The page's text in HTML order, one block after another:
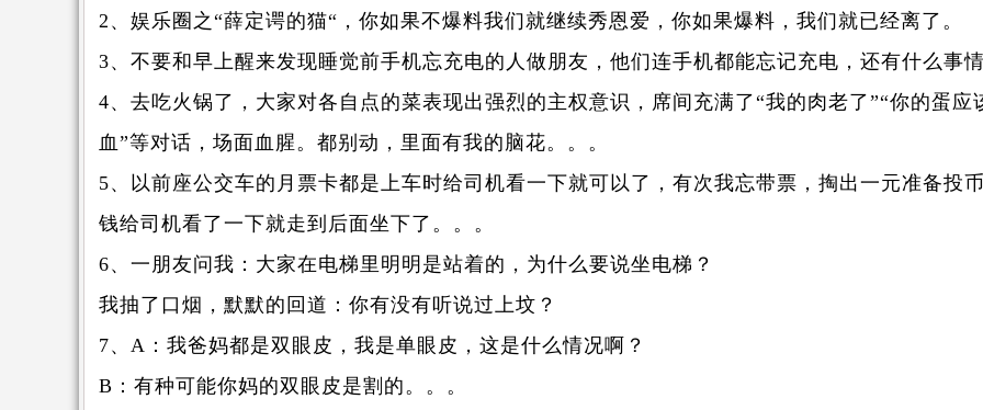
2、娱乐圈之“薛定谔的猫“，你如果不爆料我们就继续秀恩爱，你如果爆料，我们就已经离了。
3、不要和早上醒来发现睡觉前手机忘充电的人做朋友，他们连手机都能忘记充电，还有什么事
4、去吃火锅了，大家对各自点的菜表现出强烈的主权意识，席间充满了“我的肉老了”“你的蛋应
血”等对话，场面血腥。都别动，里面有我的脑花。。。
5、以前座公交车的月票卡都是上车时给司机看一下就可以了，有次我忘带票，掏出一元准备投
钱给司机看了一下就走到后面坐下了。。。
6、一朋友问我：大家在电梯里明明是站着的，为什么要说坐电梯？
我抽了口烟，默默的回道：你有没有听说过上坟？
7、A：我爸妈都是双眼皮，我是单眼皮，这是什么情况啊？
B：有种可能你妈的双眼皮是割的。。。